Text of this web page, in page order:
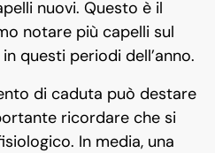
nuovi. Questo è il
notare più capelli sul
questi periodi dell’anno.
di caduta può destare
ricordare che si
In media, una